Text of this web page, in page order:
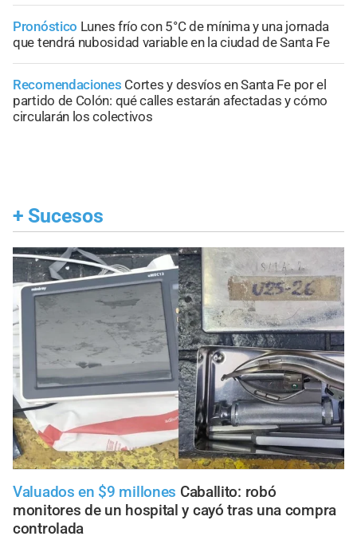
Pronóstico Lunes frío con 5°C de mínima y una jornada
que tendrá nubosidad variable en la ciudad de Santa Fe
Recomendaciones Cortes y desvíos en Santa Fe por el
partido de Colón: qué calles estarán afectadas y cómo
circularán los colectivos
+ Sucesos
Valuados en $9 millones Caballito: robó
monitores de un hospital y cayó tras una compra
controlada